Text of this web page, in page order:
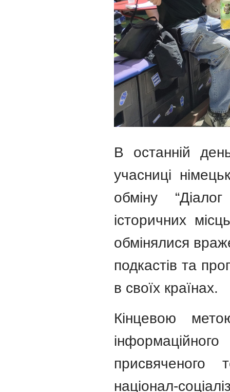
В останній
учасниці
обміну
історичних
обмінялися
подкастів та
в своїх країнах.
Кінцевою
присвяченого
націонал-